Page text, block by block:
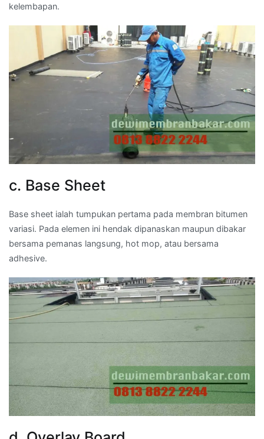
kelembapan.
c. Base Sheet
Base sheet ialah tumpukan pertama pada membran bitumen
variasi. Pada elemen ini hendak dipanaskan maupun dibakar
bersama pemanas langsung, hot mop, atau bersama
adhesive.